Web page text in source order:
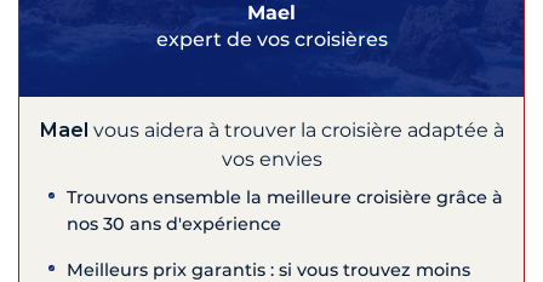
Mael
expert de vos croisières
Mael vous aidera à trouver la croisière adaptée à
vos envies
Trouvons ensemble la meilleure croisière grâce à
nos 30 ans d'expérience
Meilleurs prix garantis : si vous trouvez moins